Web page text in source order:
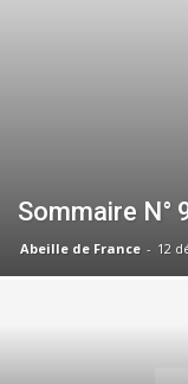
Sommaire N°
Abeille de France - 12